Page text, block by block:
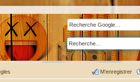
M’enregistrer